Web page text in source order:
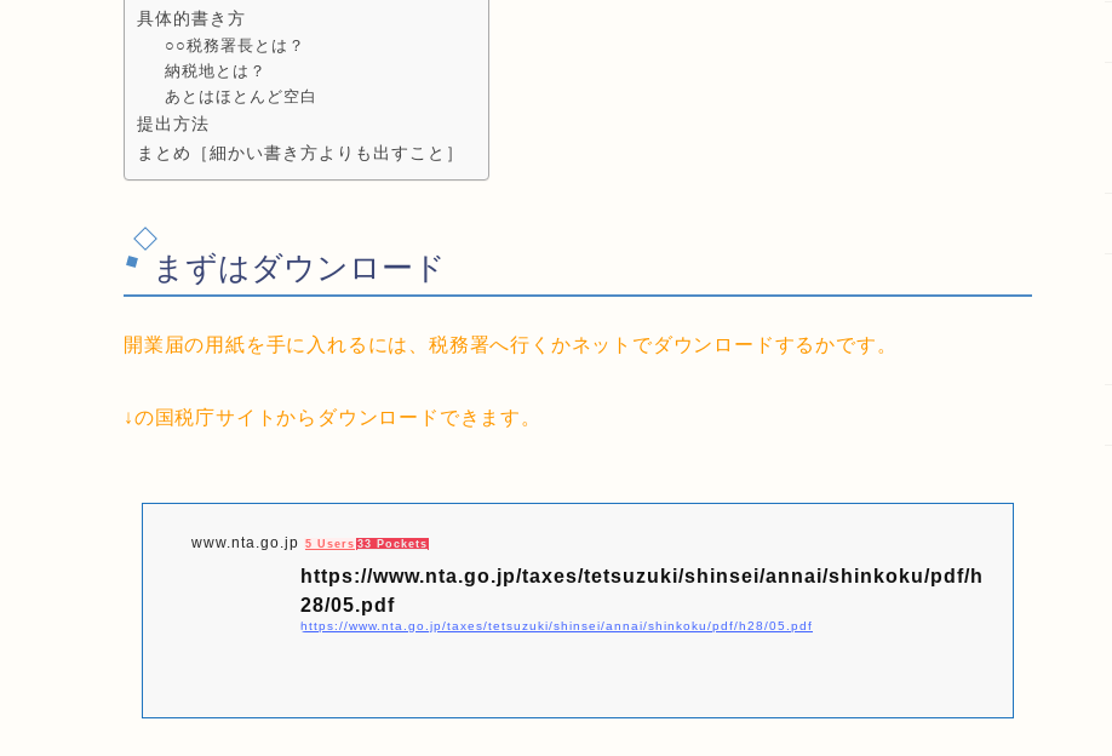
具体的書き方
○○税務署長とは？
納税地とは？
あとはほとんど空白
提出方法
まとめ［細かい書き方よりも出すこと］
まずはダウンロード
開業届の用紙を手に入れるには、税務署へ行くかネットでダウンロードするかです。
↓の国税庁サイトからダウンロードできます。
www.nta.go.jp 5 Users 33 Pockets
https://www.nta.go.jp/taxes/tetsuzuki/shinsei/annai/shinkoku/pdf/h
28/05.pdf
https://www.nta.go.jp/taxes/tetsuzuki/shinsei/annai/shinkoku/pdf/h28/05.pdf